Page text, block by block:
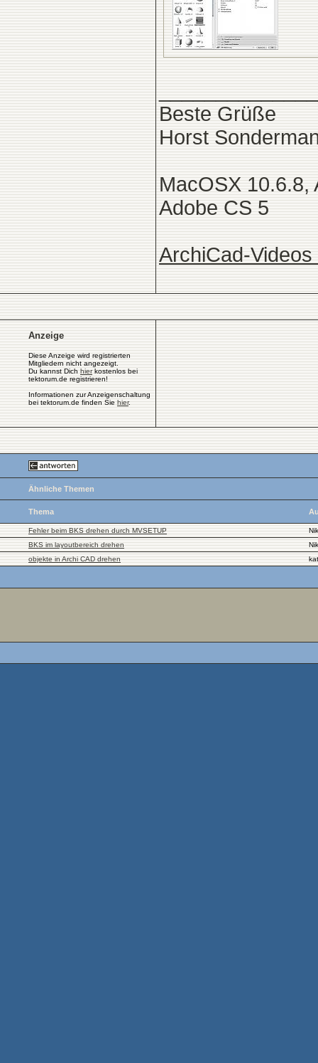
Beste Grüße
Horst
MacOSX 10.6.8,
Adobe CS 5
ArchiCad-
Anzeige
Diese Anzeige wird registrierten
Mitgliedern nicht angezeigt.
Du kannst Dich hierkostenlos bei
tektorum.de registrieren!
Informationen zur Anzeigenschaltung
bei tektorum.de finden Sie hier.
Ähnliche Themen
Thema
Fehler beim BKS drehen durch MVSETUP
BKS im layoutbereich drehen
objekte in Archi CAD drehen